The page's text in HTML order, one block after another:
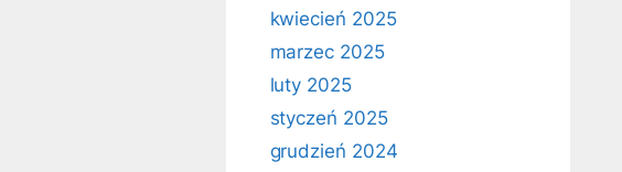
kwiecień 2025
marzec 2025
luty 2025
styczeń 2025
grudzień 2024